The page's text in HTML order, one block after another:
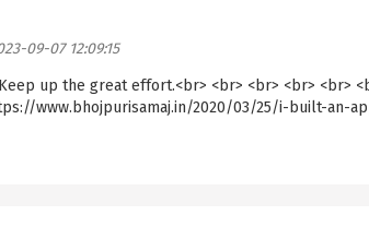
09-07 12:09:15
up the great effort.<br> <br> <br> <br> <br>
www.bhojpurisamaj.in/2020/03/25/i-built-an-